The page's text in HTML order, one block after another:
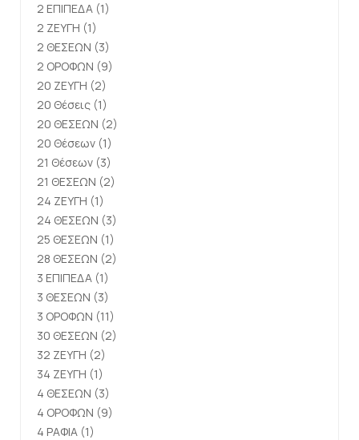
2 ΕΠΙΠΕΔΑ (1)
2 ΖΕΥΓΗ (1)
2 ΘΕΣΕΩΝ (3)
2 ΟΡΟΦΩΝ (9)
20 ΖΕΥΓΗ (2)
20 Θέσεις (1)
20 ΘΕΣΕΩΝ (2)
20 Θέσεων (1)
21 Θέσεων (3)
21 ΘΕΣΕΩΝ (2)
24 ΖΕΥΓΗ (1)
24 ΘΕΣΕΩΝ (3)
25 ΘΕΣΕΩΝ (1)
28 ΘΕΣΕΩΝ (2)
3 ΕΠΙΠΕΔΑ (1)
3 ΘΕΣΕΩΝ (3)
3 ΟΡΟΦΩΝ (11)
30 ΘΕΣΕΩΝ (2)
32 ΖΕΥΓΗ (2)
34 ΖΕΥΓΗ (1)
4 ΘΕΣΕΩΝ (3)
4 ΟΡΟΦΩΝ (9)
4 ΡΑΦΙΑ (1)